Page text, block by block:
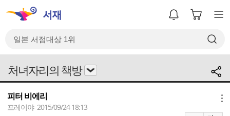
처녀자리의 책방
피터 비에리
프레이야 2015/09/24 18:13